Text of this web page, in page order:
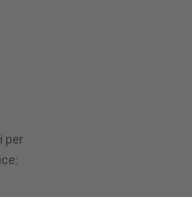
per